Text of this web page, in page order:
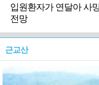
입원환자가 연달아 사
전망
근교산